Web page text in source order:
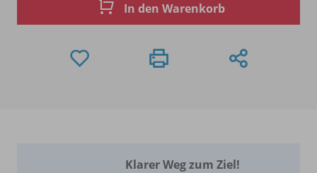
In den Warenkorb
Klarer Weg zum Ziel!